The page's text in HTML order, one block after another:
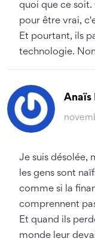
quoi que ce soit.
pour être vrai,
Et pourtant, ils
technologie.
Anaïs
Je suis désolée,
les gens sont
comme si la
comprennent
Et quand ils
monde leur